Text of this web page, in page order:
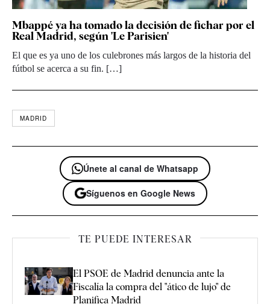
Mbappé ya ha tomado la decisión de fichar por el
Real Madrid, según 'Le Parisien'
El que es ya uno de los culebrones más largos de la historia del
fútbol se acerca a su fin. […]
MADRID
Únete al canal de Whatsapp
Síguenos en Google News
TE PUEDE INTERESAR
El PSOE de Madrid denuncia ante la
Fiscalía la compra del "ático de lujo" de
Planifica Madrid